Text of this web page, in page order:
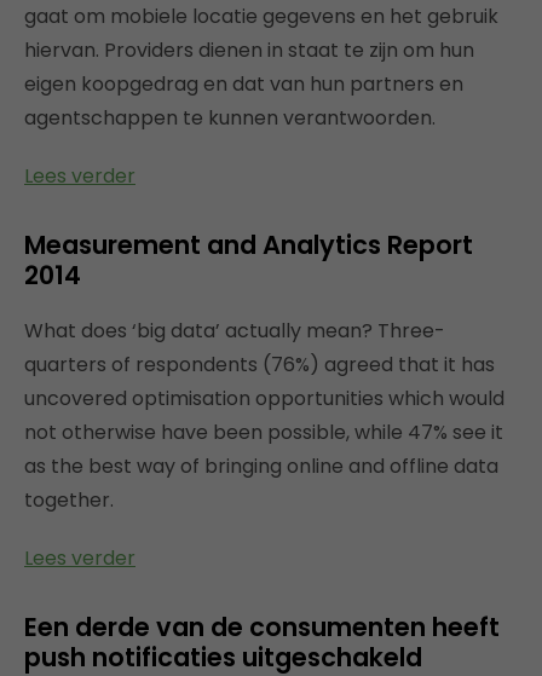
gaat om mobiele locatie gegevens en het gebruik
hiervan. Providers dienen in staat te zijn om hun
eigen koopgedrag en dat van hun partners en
agentschappen te kunnen verantwoorden.
Lees verder
Measurement and Analytics Report
2014
What does ‘big data’ actually mean? Three-
quarters of respondents (76%) agreed that it has
uncovered optimisation opportunities which would
not otherwise have been possible, while 47% see it
as the best way of bringing online and offline data
together.
Lees verder
Een derde van de consumenten heeft
push notificaties uitgeschakeld